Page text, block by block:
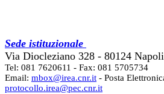
Sede istituzionale
Via Diocleziano 328 - 80124 Napoli
Tel: 081 7620611 - Fax: 081 5705734
Email: mbox@irea.cnr.it - Posta
protocollo.irea@pec.cnr.it